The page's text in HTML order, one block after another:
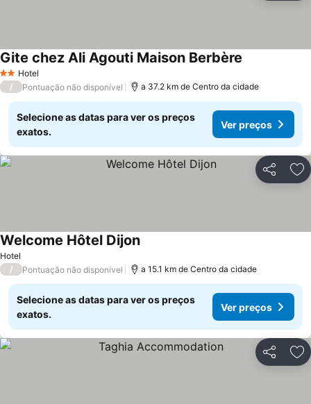
2 Estrelas
Hotel
Gite chez Ali Agouti Maison Berbère
/ Pontuação não disponível a 37.2 km de Centro da cidade
Selecione as datas para ver os preços
exatos.
Ver preços
Partilhar
Hotel
Welcome Hôtel Dijon
/ Pontuação não disponível a 15.1 km de Centro da cidade
Selecione as datas para ver os preços
exatos.
Ver preços
Partilhar